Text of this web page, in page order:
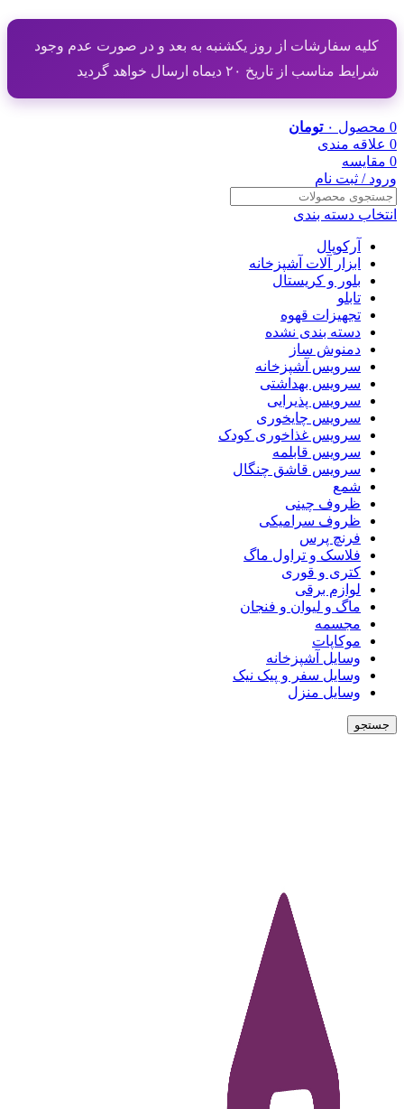
کلیه سفارشات از روز یکشنبه به بعد و در صورت عدم وجود
شرایط مناسب از تاریخ ۲۰ دیماه ارسال خواهد گردید
0 محصول ۰ تومان
0 علاقه مندی
0 مقایسه
ورود / ثبت نام
انتخاب دسته بندی
آرکوپال
ابزار آلات آشپزخانه
بلور و کریستال
تابلو
تجهیزات قهوه
دسته بندی نشده
دمنوش ساز
سرویس آشپزخانه
سرویس بهداشتی
سرویس پذیرایی
سرویس چایخوری
سرویس غذاخوری کودک
سرویس قابلمه
سرویس قاشق چنگال
شمع
ظروف چینی
ظروف سرامیکی
فرنچ پرس
فلاسک و تراول ماگ
کتری و قوری
لوازم برقی
ماگ و لیوان و فنجان
مجسمه
موکاپات
وسایل آشپزخانه
وسایل سفر و پیک نیک
وسایل منزل
جستجو